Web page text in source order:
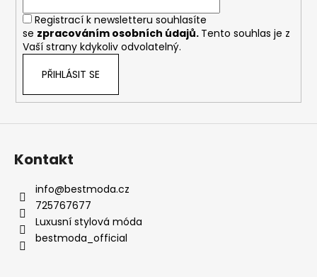
e
n
í
t
?
Registrací k newsletteru souhlasíte
se zpracováním osobních údajů. Tento souhlas je z
Vaší strany kdykoliv odvolatelný.
PŘIHLÁSIT SE
Kontakt
info@bestmoda.cz
725767677
Luxusní stylová móda
bestmoda_official